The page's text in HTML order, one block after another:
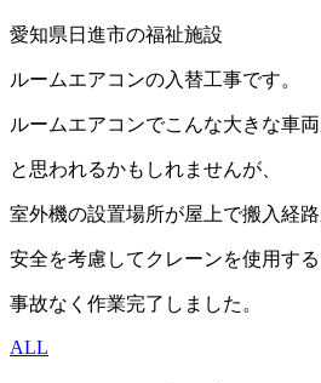
愛知県日進市の福祉施設
ルームエアコンの入替工事です。
ルームエアコンでこんな大きな車
と思われるかもしれませんが、
室外機の設置場所が屋上で搬入経
安全を考慮してクレーンを使用する
事故なく作業完了しました。
ALL